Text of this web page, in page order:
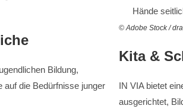
Bildung,
auf die Bedürfnisse junger
© Adobe Stock /
Kita &
IN VIA bietet
ausgerichtet,